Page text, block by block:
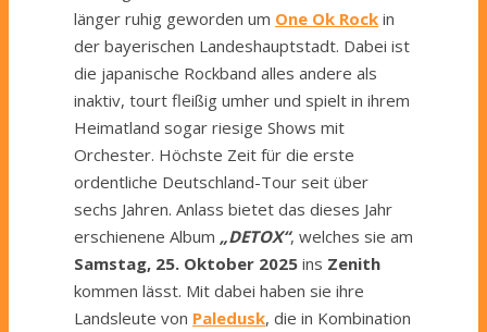
länger ruhig geworden um One Ok Rock in
der bayerischen Landeshauptstadt. Dabei ist
die japanische Rockband alles andere als
inaktiv, tourt fleißig umher und spielt in ihrem
Heimatland sogar riesige Shows mit
Orchester. Höchste Zeit für die erste
ordentliche Deutschland-Tour seit über
sechs Jahren. Anlass bietet das dieses Jahr
erschienene Album „DETOX“, welches sie am
Samstag, 25. Oktober 2025 ins Zenith
kommen lässt. Mit dabei haben sie ihre
Landsleute von Paledusk, die in Kombination